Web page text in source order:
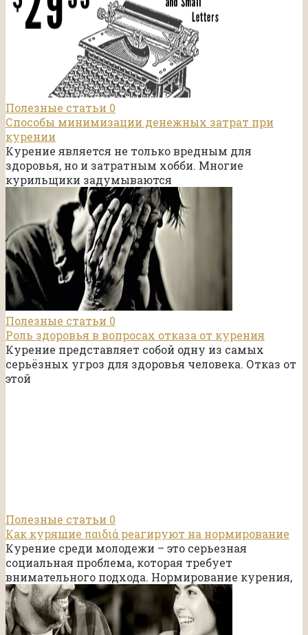
Полезные статьи 0
Способы минимизации денежных затрат при
курении
Курение является не только вредным для
здоровья, но и затратным хобби. Многие
курильщики задумываются
Полезные статьи 0
Роль здоровья в вопросах отказа от курения
Курение представляет собой одну из самых
серьёзных угроз для здоровья человека. Отказ от
этой
Полезные статьи 0
Как курящие παιδιά реагируют на нормирование
Курение среди молодежи – это серьезная
социальная проблема, которая требует
внимательного подхода. Нормирование курения,